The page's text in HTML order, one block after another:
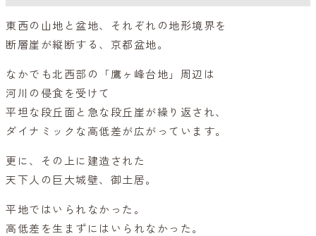
東西の山地と盆地、それぞれの地形境界を
断層崖が縦断する、京都盆地。
なかでも北西部の「鷹ヶ峰台地」周辺は
河川の侵食を受けて
平坦な段丘面と急な段丘崖が繰り返され、
ダイナミックな高低差が広がっています。
更に、その上に建造された
天下人の巨大城壁、御土居。
平地ではいられなかった。
高低差を生まずにはいられなかった。